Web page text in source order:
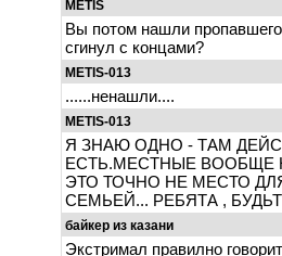
METIS
Вы потом нашли
сгинул с концами?
METIS-013
......ненашли....
METIS-013
Я ЗНАЮ ОДНО - ТАМ
ЕСТЬ.МЕСТНЫЕ ВООБЩЕ
ЭТО ТОЧНО НЕ МЕСТО
СЕМЬЕЙ... РЕБЯТА ,
байкер из казани
Экстримал правилно